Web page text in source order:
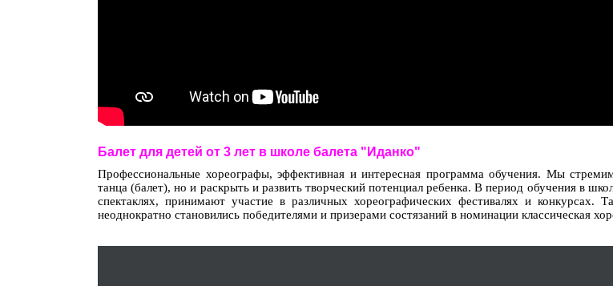
Балет для детей от 3 лет в школе балета "Иданко"
Профессиональные хореографы, эффективная и интересная программа обучения. Мы
танца (балет), но и раскрыть и развить творческий потенциал ребенка. В период обучения в
спектаклях, принимают участие в различных хореографических фестивалях и конкурсах.
неоднократно становились победителями и призерами состязаний в номинации классическая